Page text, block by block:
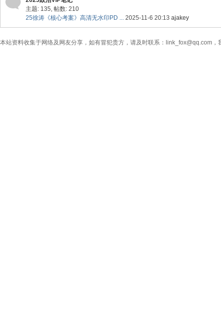
主题: 135, 帖数: 210
25徐涛《核心考案》高清无水印PD ... 2025-11-6 20:13 ajakey
本站资料收集于网络及网友分享，如有冒犯贵方，请及时联系：link_fox@qq.com，